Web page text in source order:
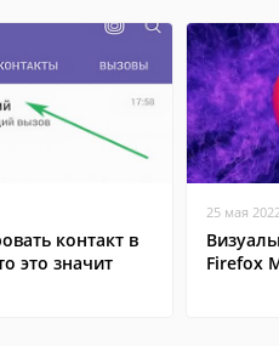
контакт в
это значит
25 мая
Firefox